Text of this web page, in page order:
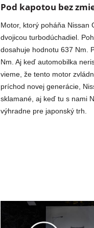
Pod kapotou bez
Motor, ktorý poháňa Nissan
dvojicou turbodúchadiel.
dosahuje hodnotu 637 Nm.
Nm. Aj keď automobilka
vieme, že tento motor
príchod novej generácie,
sklamané, aj keď tu s nami
výhradne pre japonský trh.